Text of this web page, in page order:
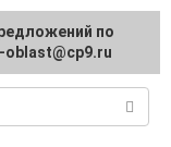
по
oblast@cp9.ru